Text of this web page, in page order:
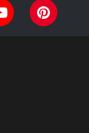
ーム）は（株）北海道
元に、優れたハウスメ